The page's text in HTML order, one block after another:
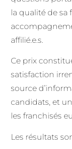
la qualité de sa
affilié.e.s.
Ce prix
satisfaction
source
candidats, et
les franchisés
Les résultats